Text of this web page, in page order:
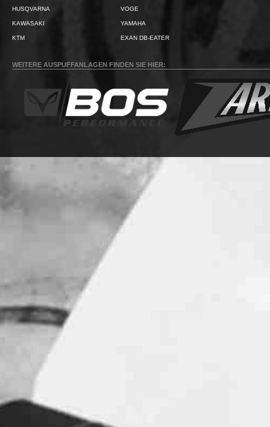
HUSQVARNA
KAWASAKI
KTM
VOGE
YAMAHA
EXAN DB-EATER
WEITERE AUSPUFFANLAGEN FINDEN SIE HIER: